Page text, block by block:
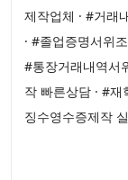
제작업체 · #거래
· #졸업증명서위
#통장거래내역서
작 빠른상담 · #
징수영수증제작